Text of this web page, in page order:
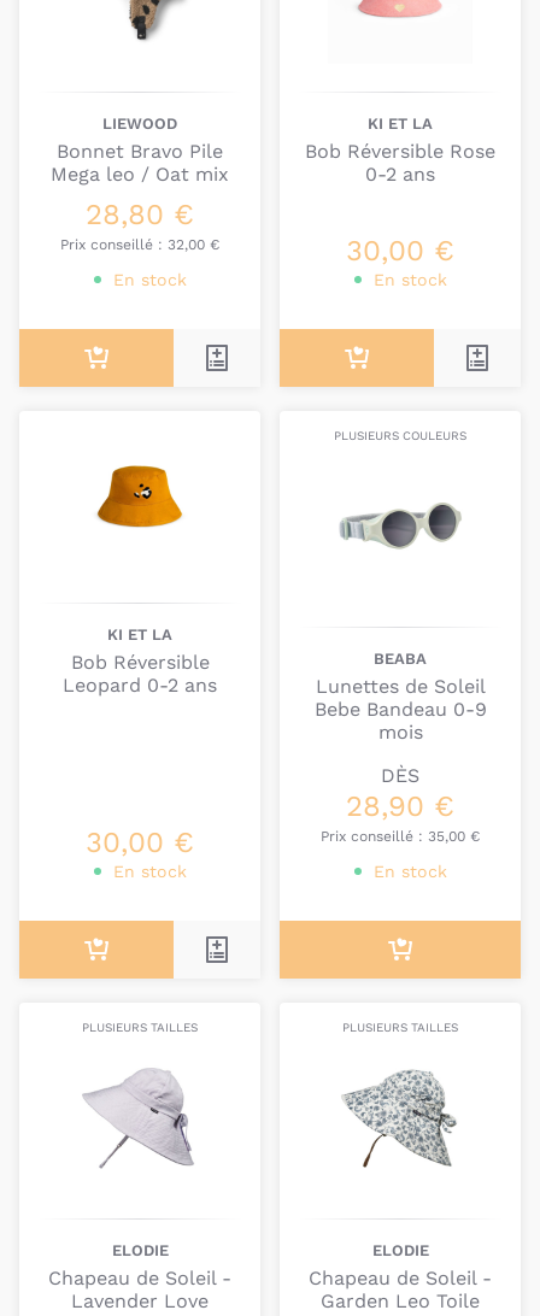
LIEWOOD
Bonnet Bravo Pile
Mega leo / Oat mix
28,80 €
Prix conseillé : 32,00 €
En stock
KI ET LA
Bob Réversible Rose
0-2 ans
30,00 €
En stock
KI ET LA
Bob Réversible
Leopard 0-2 ans
30,00 €
En stock
PLUSIEURS COULEURS
BEABA
Lunettes de Soleil
Bebe Bandeau 0-9
mois
DÈS
28,90 €
Prix conseillé : 35,00 €
En stock
PLUSIEURS TAILLES
ELODIE
Chapeau de Soleil -
Lavender Love
PLUSIEURS TAILLES
ELODIE
Chapeau de Soleil -
Garden Leo Toile